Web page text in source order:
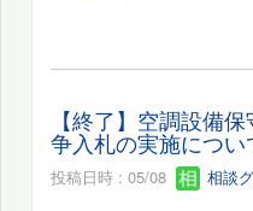
【終了】空調設備
争入札の実施につい
投稿日時 : 05/08 相談